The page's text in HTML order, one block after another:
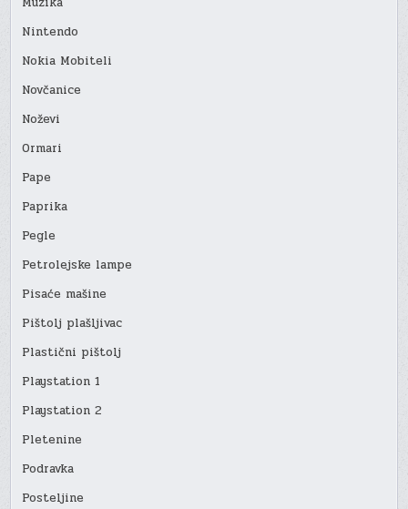
Nintendo
Nokia Mobiteli
Novčanice
Noževi
Ormari
Pape
Paprika
Pegle
Petrolejske lampe
Pisaće mašine
Pištolj plašljivac
Plastični pištolj
Playstation 1
Playstation 2
Pletenine
Podravka
Posteljine